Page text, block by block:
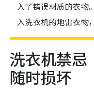
入了错误材质的衣物
入洗衣机的地雷衣物
洗衣机禁忌
随时损坏